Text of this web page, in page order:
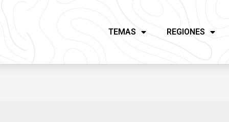
TEMAS REGIONES